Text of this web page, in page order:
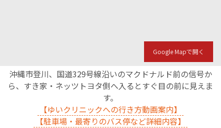
Google Mapで開く
沖縄市登川、国道329号線沿いのマクドナルド前の信号か
ら、すき家・ネッツトヨタ側へ入るとすぐ目の前に見えま
す。
【ゆいクリニックへの行き方動画案内】
【駐車場・最寄りのバス停など詳細内容】